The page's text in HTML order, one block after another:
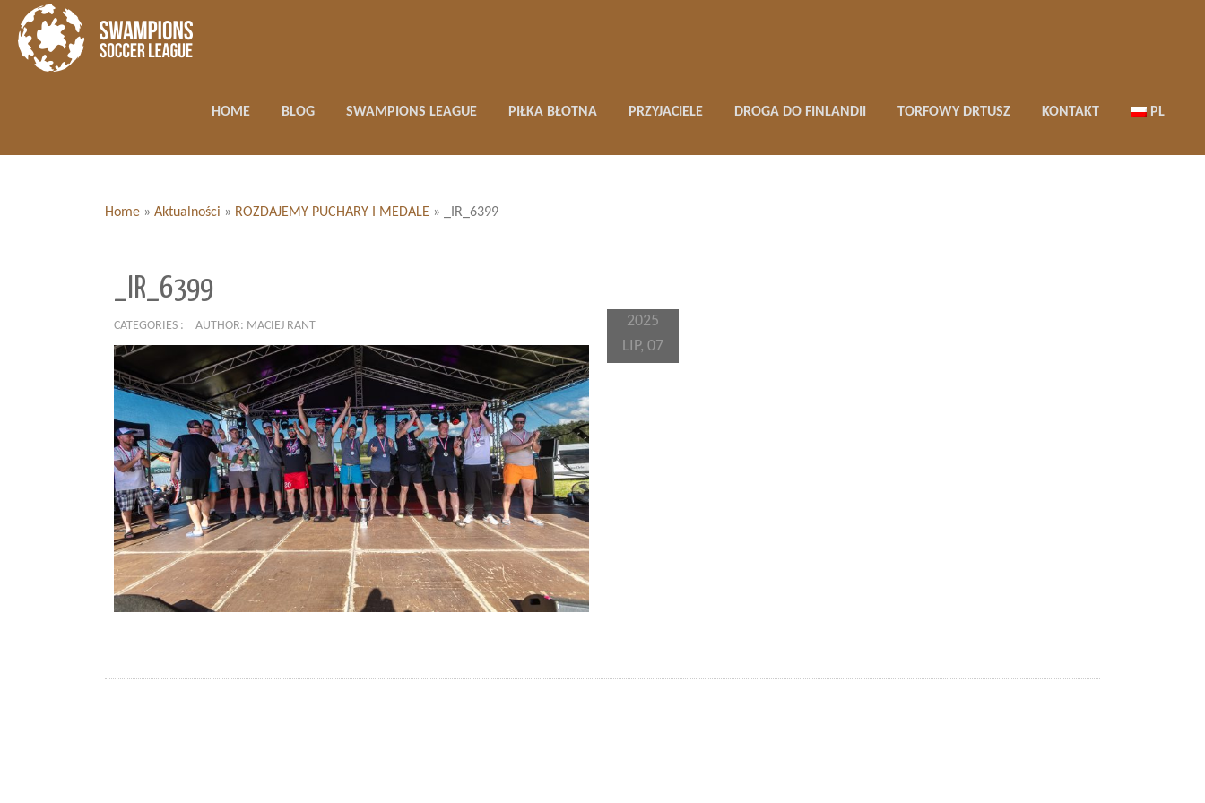
HOME BLOG SWAMPIONS LEAGUE PIŁKA BŁOTNA PRZYJACIELE DROGA DO FINLANDII TORFOWY DRTUSZ KONTAKT PL
Home » Aktualności » ROZDAJEMY PUCHARY I MEDALE » _IR_6399
_IR_6399
CATEGORIES : AUTHOR: MACIEJ RANT
2025
LIP, 07